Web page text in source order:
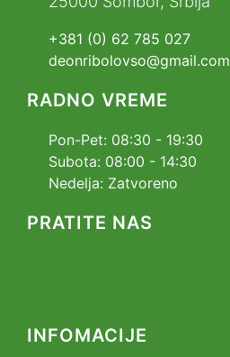
+381 (0) 62 785 027
deonribolovso@gmail.com
RADNO VREME
Pon-Pet: 08:30 - 19:30
Subota: 08:00 - 14:30
Nedelja: Zatvoreno
PRATITE NAS
INFOMACIJE